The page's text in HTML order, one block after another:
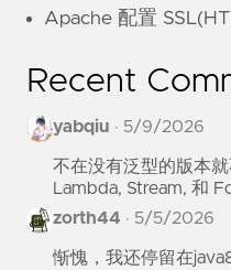
Apache 配置
Recent
yabqiu · 5/9/2026
不在没有泛型的版本
Lambda, Stream, 和
zorth44 · 5/5/2026
惭愧，我还停留在